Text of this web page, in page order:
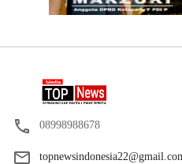
08998988678